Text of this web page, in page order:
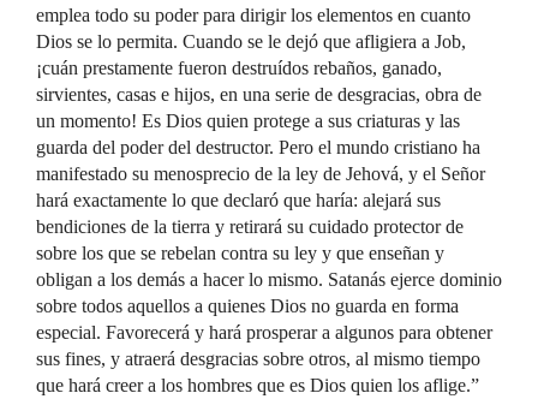
emplea todo su poder para dirigir los elementos en cuanto
Dios se lo permita. Cuando se le dejó que afligiera a Job,
¡cuán prestamente fueron destruídos rebaños, ganado,
sirvientes, casas e hijos, en una serie de desgracias, obra de
un momento! Es Dios quien protege a sus criaturas y las
guarda del poder del destructor. Pero el mundo cristiano ha
manifestado su menosprecio de la ley de Jehová, y el Señor
hará exactamente lo que declaró que haría: alejará sus
bendiciones de la tierra y retirará su cuidado protector de
sobre los que se rebelan contra su ley y que enseñan y
obligan a los demás a hacer lo mismo. Satanás ejerce dominio
sobre todos aquellos a quienes Dios no guarda en forma
especial. Favorecerá y hará prosperar a algunos para obtener
sus fines, y atraerá desgracias sobre otros, al mismo tiempo
que hará creer a los hombres que es Dios quien los aflige.”